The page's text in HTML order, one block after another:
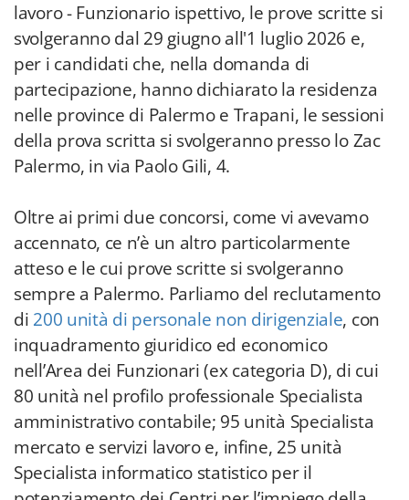
lavoro - Funzionario ispettivo, le prove scritte si
svolgeranno dal 29 giugno all'1 luglio 2026 e,
per i candidati che, nella domanda di
partecipazione, hanno dichiarato la residenza
nelle province di Palermo e Trapani, le sessioni
della prova scritta si svolgeranno presso lo Zac
Palermo, in via Paolo Gili, 4.
Oltre ai primi due concorsi, come vi avevamo
accennato, ce n’è un altro particolarmente
atteso e le cui prove scritte si svolgeranno
sempre a Palermo. Parliamo del reclutamento
di 200 unità di personale non dirigenziale, con
inquadramento giuridico ed economico
nell’Area dei Funzionari (ex categoria D), di cui
80 unità nel profilo professionale Specialista
amministrativo contabile; 95 unità Specialista
mercato e servizi lavoro e, infine, 25 unità
Specialista informatico statistico per il